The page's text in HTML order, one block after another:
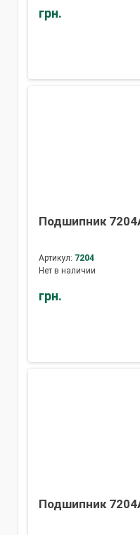
грн.
Подшипник
Артикул: 7204
Нет в наличии
грн.
Подшипник